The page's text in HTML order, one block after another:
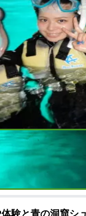
験と青の洞窟